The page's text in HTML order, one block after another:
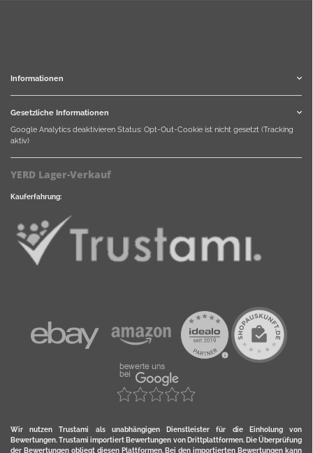
Informationen
Gesetzliche Informationen
Google Analytics deaktivieren Status: Opt-Out-Cookie ist nicht gesetzt (Tracking
aktiv)
YERD Lager-Verkauf
Kauferfahrung:
Wir nutzen Trustami als unabhängigen Dienstleister für die Einholung von
Bewertungen. Trustami importiert Bewertungen von Drittplattformen. Die Überprüfung
der Bewertungen obliegt diesen Plattformen. Bei den importierten Bewertungen kann